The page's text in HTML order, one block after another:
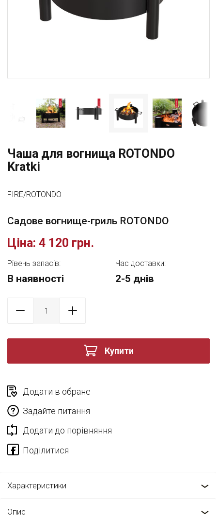
Чаша для вогнища ROTONDO
Kratki
FIRE/ROTONDO
Садове вогнище-гриль ROTONDO
Ціна: 4 120 грн.
Рівень запасів:
В наявності
Час доставки:
2-5 днів
Купити
Додати в обране
Задайте питання
Додати до порівняння
Характеристики
Опис